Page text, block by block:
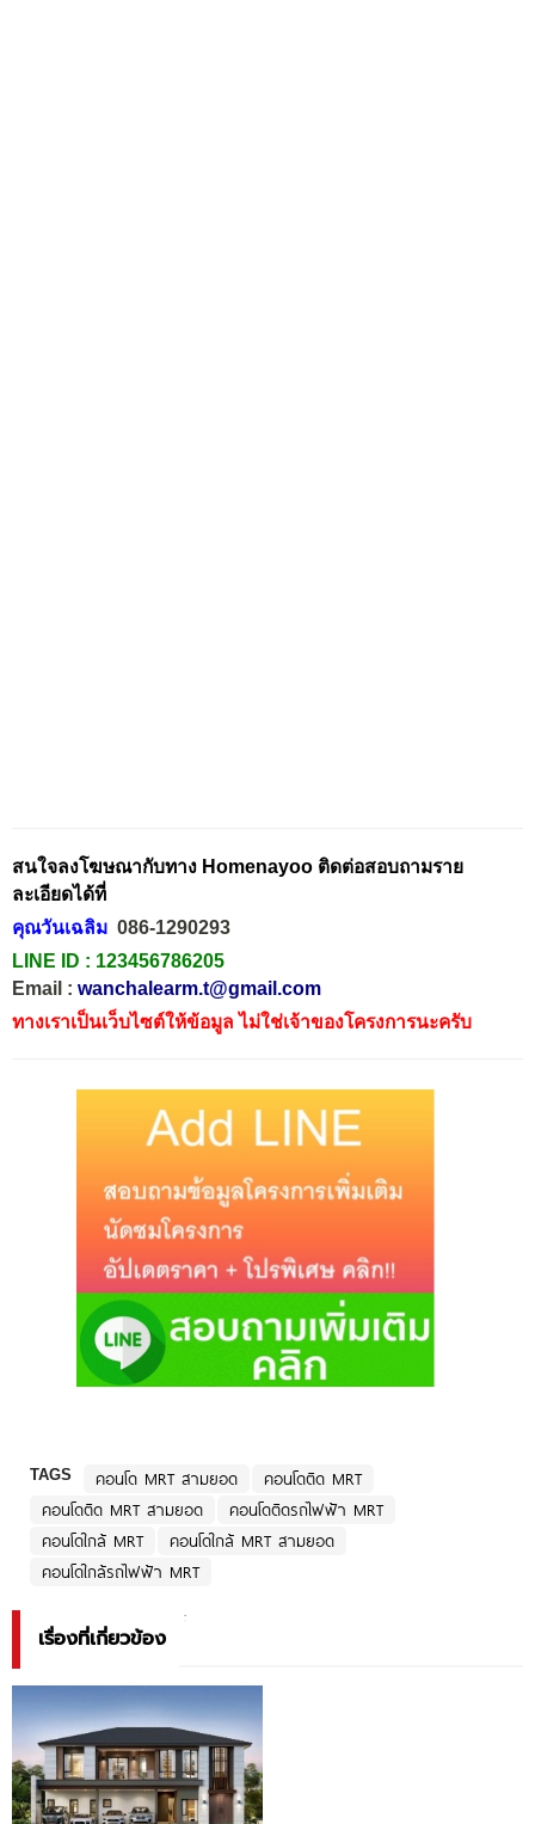
สนใจลงโฆษณากับทาง Homenayoo ติดต่อสอบถามราย
ละเอียดได้ที่
คุณวันเฉลิม 086-1290293
LINE ID : 123456786205
Email : wanchalearm.t@gmail.com
ทางเราเป็นเว็บไซต์ให้ข้อมูล ไม่ใช่เจ้าของโครงการนะครับ
TAGS คอนโด MRT สามยอด
คอนโดติด MRT
คอนโดติด MRT สามยอด
คอนโดติดรถไฟฟ้า MRT
คอนโดใกล้ MRT
คอนโดใกล้ MRT สามยอด
คอนโดใกล้รถไฟฟ้า MRT
เรื่องที่เกี่ยวข้อง